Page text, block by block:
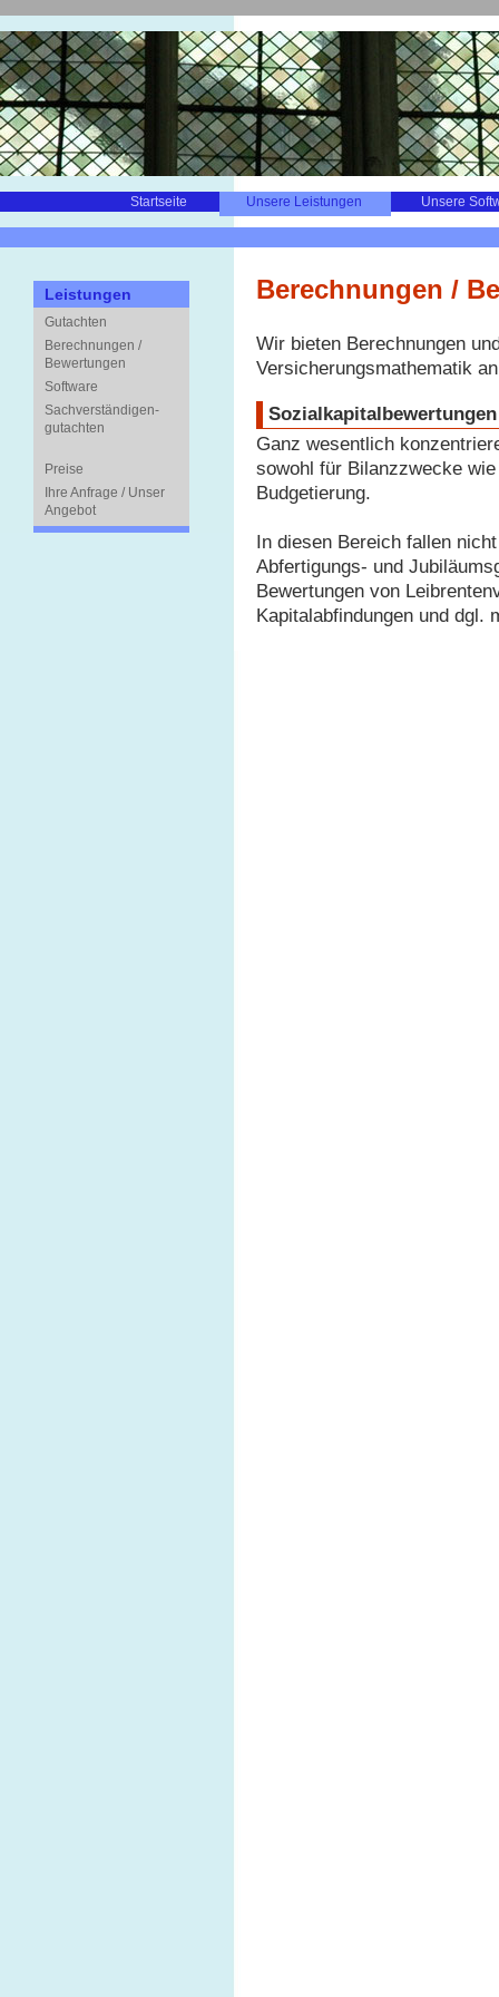
Startseite Unsere Leistungen Unsere
Leistungen
Gutachten
Berechnungen /
Bewertungen
Software
Sachverständigen-
gutachten
Preise
Ihre Anfrage / Unser
Angebot
Berechnungen /
Wir bieten Berechnungen
Versicherungsmathematik
Sozialkapitalbewertungen
Ganz wesentlich
sowohl für Bilanzzwecke
Budgetierung.
In diesen Bereich fallen
Abfertigungs- und
Bewertungen von
Kapitalabfindungen und dgl.